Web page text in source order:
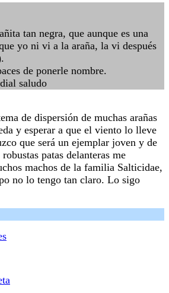
tan negra, que aunque es una
yo ni vi a la araña, la vi después
de ponerle nombre.
saludo
de dispersión de muchas arañas
y esperar a que el viento lo lleve
que será un ejemplar joven y de
patas delanteras me
machos de la familia Salticidae,
no lo tengo tan claro. Lo sigo